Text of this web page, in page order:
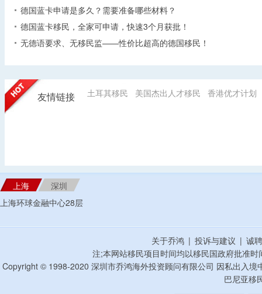
德国蓝卡申请是多久？需要准备哪些材料？
德国蓝卡移民，全家可申请，快速3个月获批！
无德语要求、无移民监——性价比超高的德国移民！
友情链接 土耳其移民 美国杰出人才移民 香港优才计划
上海
深圳
上海环球金融中心28层
关于乔鸿 | 投诉与建议 | 诚
注;本网站移民项目时间均以移民国政府批准
Copyright © 1998-2020 深圳市乔鸿海外投资顾问有限公司 因私出入
巴尼亚移